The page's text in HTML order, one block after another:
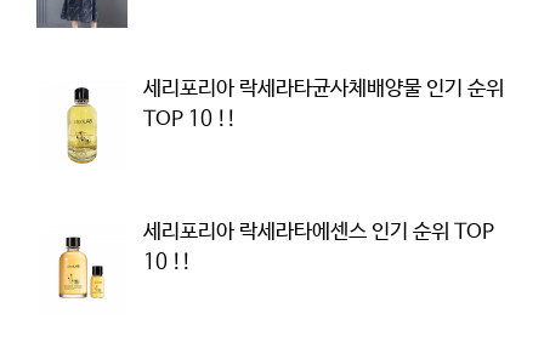
세리포리아 락세라타균사체배양물 인기 순위
TOP 10 !!
세리포리아 락세라타에센스 인기 순위 TOP
10 !!